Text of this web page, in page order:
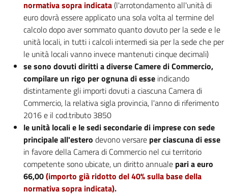
normativa sopra indicata(l'arrotondamento all'unità di
euro dovrà essere applicato una sola volta al termine del
calcolo dopo aver sommato quanto dovuto per la sede e le
unità locali, in tutti i calcoli intermedi sia per la sede che per
le unità locali vanno invece mantenuti cinque decimali)
se sono dovuti diritti a diverse Camere di Commercio,
compilare un rigo per ognuna di esse indicando
distintamente gli importi dovuti a ciascuna Camera di
Commercio, la relativa sigla provincia, l'anno di riferimento
2016 e il cod.tributo 3850
le unità locali e le sedi secondarie di imprese con sede
principale all'estero devono versare per ciascuna di esse
in favore della Camera di Commercio nel cui territorio
competente sono ubicate, un diritto annuale pari a euro
66,00(importo già ridotto del 40% sulla base della
normativa sopra indicata).